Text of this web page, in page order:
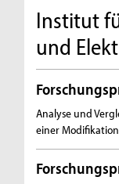
Institut
und
Analyse und
einer